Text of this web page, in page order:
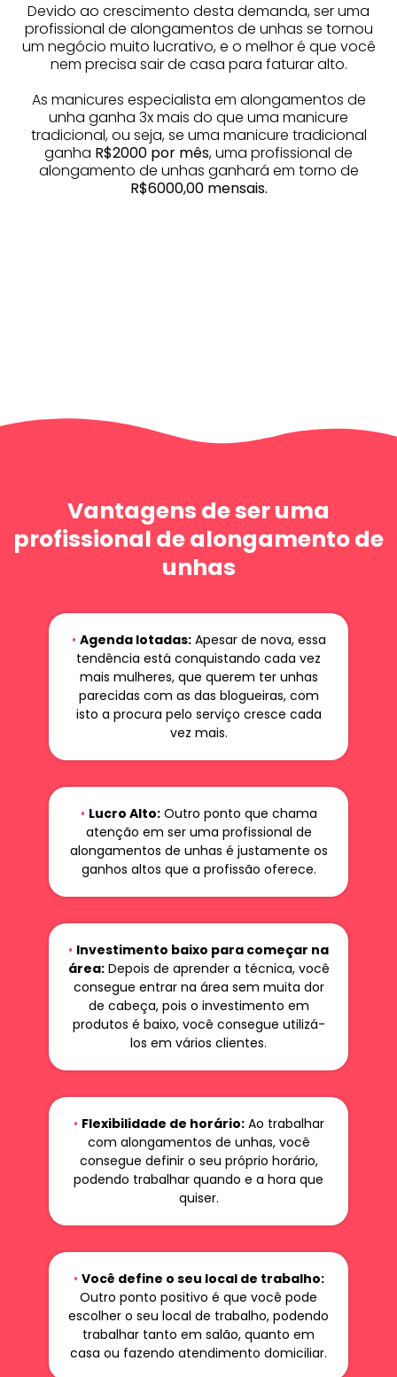
Devido ao crescimento desta demanda, ser uma
profissional de alongamentos de unhas se tornou
um negócio muito lucrativo, e o melhor é que você
nem precisa sair de casa para faturar alto.
As manicures especialista em alongamentos de
unha ganha 3x mais do que uma manicure
tradicional, ou seja, se uma manicure tradicional
ganha R$2000 por mês, uma profissional de
alongamento de unhas ganhará em torno de
R$6000,00 mensais.
Vantagens de ser uma
profissional de alongamento de
unhas
• Agenda lotadas:Apesar de nova, essa
tendência está conquistando cada vez
mais mulheres, que querem ter unhas
parecidas com as das blogueiras, com
isto a procura pelo serviço cresce cada
vez mais.
• Lucro Alto:Outro ponto que chama
atenção em ser uma profissional de
alongamentos de unhas é justamente os
ganhos altos que a profissão oferece.
• Investimento baixo para começar na
área:Depois de aprender a técnica, você
consegue entrar na área sem muita dor
de cabeça, pois o investimento em
produtos é baixo, você consegue utilizá-
los em vários clientes.
• Flexibilidade de horário:Ao trabalhar
com alongamentos de unhas, você
consegue definir o seu próprio horário,
podendo trabalhar quando e a hora que
quiser.
• Você define o seu local de trabalho:
Outro ponto positivo é que você pode
escolher o seu local de trabalho, podendo
trabalhar tanto em salão, quanto em
casa ou fazendo atendimento domiciliar.